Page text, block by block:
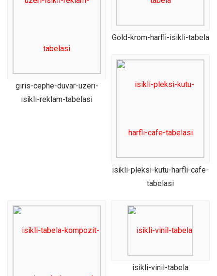
giris-cephe-duvar-uzeri-
isikli-reklam-tabelasi
Gold-krom-harfli-isikli-tabela
isikli-pleksi-kutu-harfli-cafe-
tabelasi
isikli-vinil-tabela